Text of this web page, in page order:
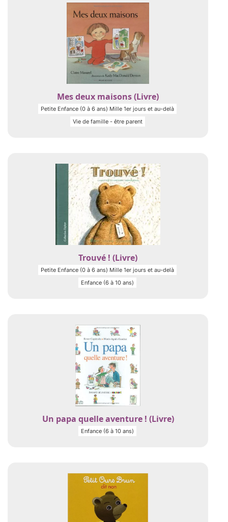
Mes deux maisons (Livre)
Petite Enfance (0 à 6 ans) Mille 1er jours et au-delà
Vie de famille - être parent
Trouvé ! (Livre)
Petite Enfance (0 à 6 ans) Mille 1er jours et au-delà
Enfance (6 à 10 ans)
Un papa quelle aventure ! (Livre)
Enfance (6 à 10 ans)